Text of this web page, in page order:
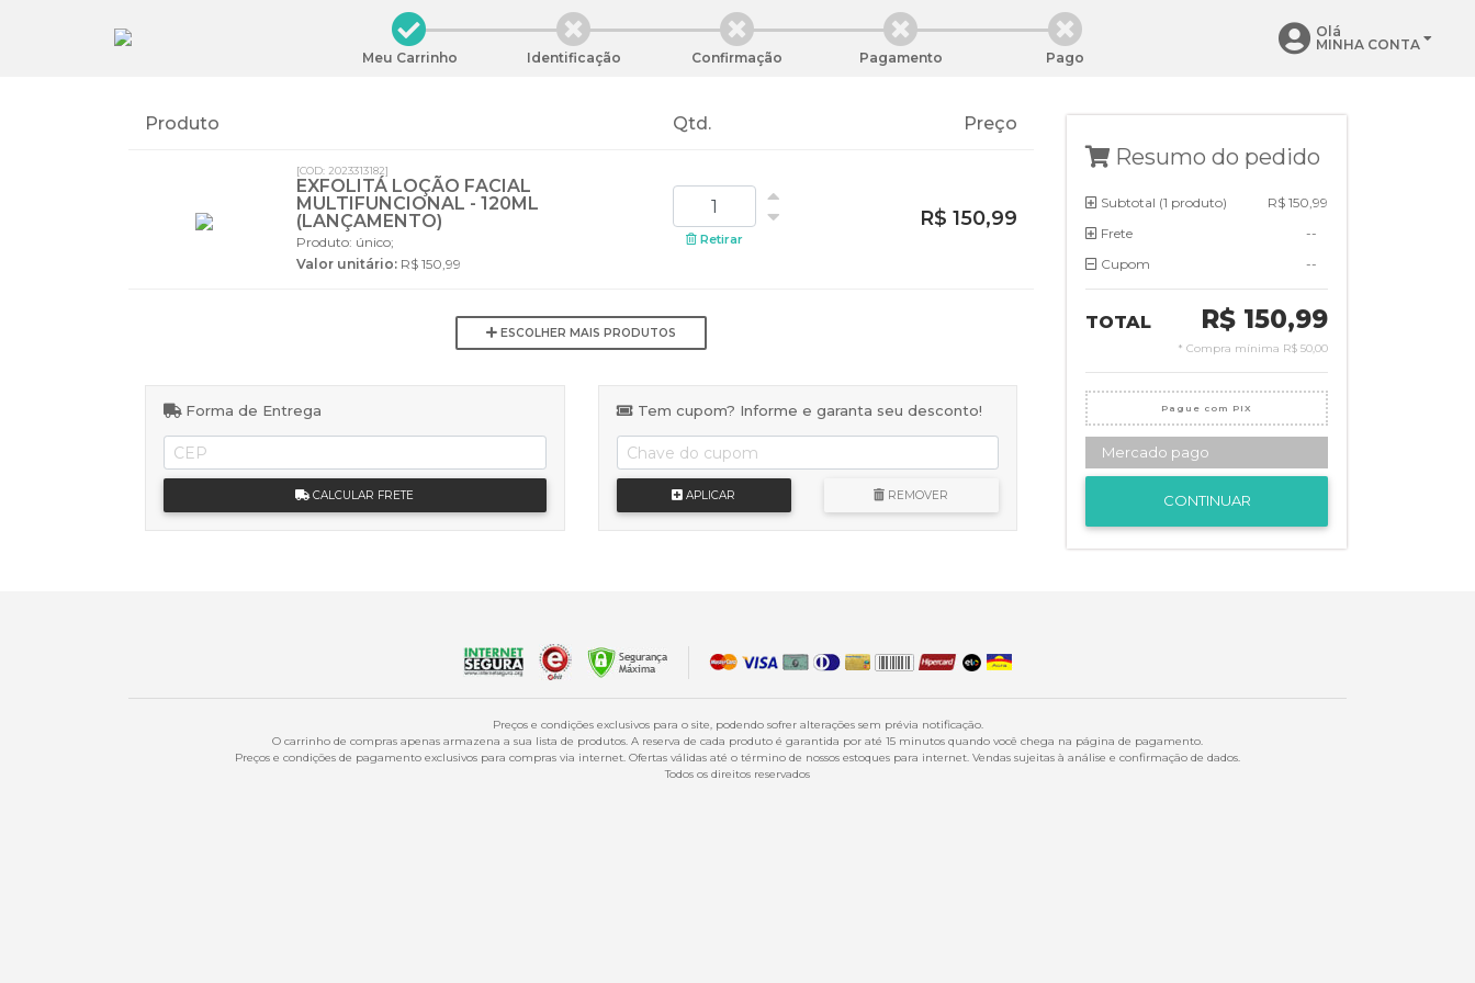
Meu Carrinho Identificação Confirmação Pagamento Pago
Olá
MINHA CONTA
Produto Qtd. Preço
[COD: 2023313182]
EXFOLITÁ LOÇÃO FACIAL
MULTIFUNCIONAL - 120ML
(LANÇAMENTO)
Produto: único;
Valor unitário: R$ 150,99
Retirar
R$ 150,99
ESCOLHER MAIS PRODUTOS
Forma de Entrega
CALCULAR FRETE
Tem cupom? Informe e garanta seu desconto!
APLICAR REMOVER
Resumo do pedido
Subtotal (1 produto)
R$ 150,99
Frete
--
Cupom
--
TOTAL R$ 150,99
* Compra mínima R$ 50,00
Pague com PIX
Mercado pago
CONTINUAR
Preços e condições exclusivos para o site, podendo sofrer alterações sem prévia notificação.
O carrinho de compras apenas armazena a sua lista de produtos. A reserva de cada produto é garantida por até 15 minutos quando você chega na página de pagamento.
Preços e condições de pagamento exclusivos para compras via internet. Ofertas válidas até o término de nossos estoques para internet. Vendas sujeitas à análise e confirmação de dados.
Todos os direitos reservados